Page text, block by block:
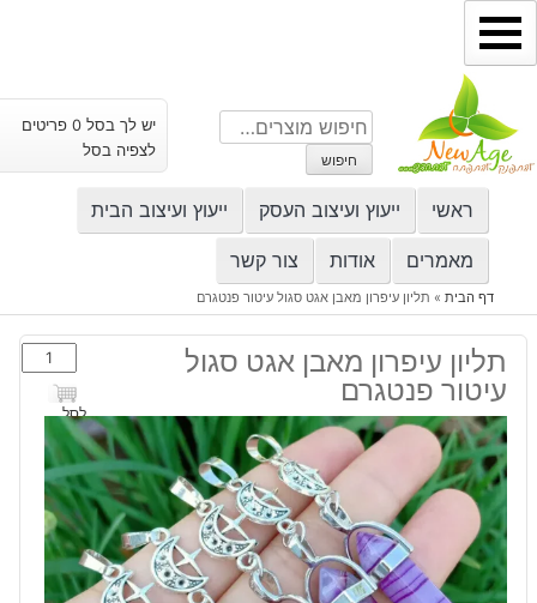
דילוג
לתוכן
חיפוש
עבור:
חיפוש
יש לך בסל 0 פריטים
לצפיה בסל
ראשי ייעוץ ועיצוב העסק ייעוץ ועיצוב הבית
מאמרים אודות צור קשר
דף הבית» תליון עיפרון מאבן אגט סגול עיטור פנטגרם
תליון עיפרון מאבן אגט סגול
עיטור פנטגרם
כמות
של
תליון
עיפרון
מאבן
אגט
סגול
עיטור
פנטגרם
לסל